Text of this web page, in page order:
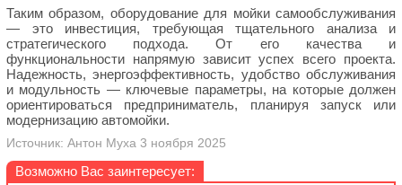
Таким образом, оборудование для мойки самообслуживания
— это инвестиция, требующая тщательного анализа и
стратегического подхода. От его качества и
функциональности напрямую зависит успех всего проекта.
Надежность, энергоэффективность, удобство обслуживания
и модульность — ключевые параметры, на которые должен
ориентироваться предприниматель, планируя запуск или
модернизацию автомойки.
Источник: Антон Муха 3 ноября 2025
Возможно Вас заинтересует: